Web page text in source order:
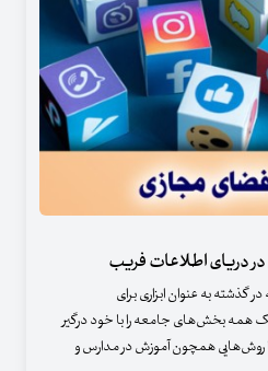
در دریای اطلاعات فریب
گذشته به عنوان ابزاری برای
همه بخش‌های جامعه را با خود درگیر
روش‌هایی همچون آموزش در مدارس و